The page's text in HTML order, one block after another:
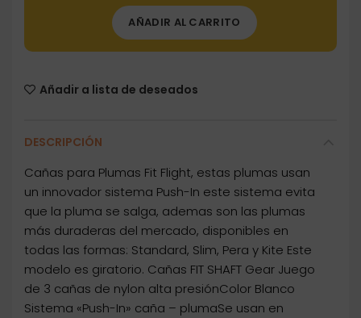
AÑADIR AL CARRITO
Añadir a lista de deseados
DESCRIPCIÓN
Cañas para Plumas Fit Flight, estas plumas usan
un innovador sistema Push-In este sistema evita
que la pluma se salga, ademas son las plumas
más duraderas del mercado, disponibles en
todas las formas: Standard, Slim, Pera y Kite Este
modelo es giratorio. Cañas FIT SHAFT Gear Juego
de 3 cañas de nylon alta presiónColor Blanco
Sistema «Push-In» caña – plumaSe usan en